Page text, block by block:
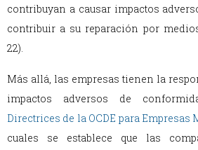
contribuyan a causar impactos
contribuir a su reparación por
22).
Más allá, las empresas tienen la
impactos adversos de
Directrices de la OCDE para
cuales se establece que las